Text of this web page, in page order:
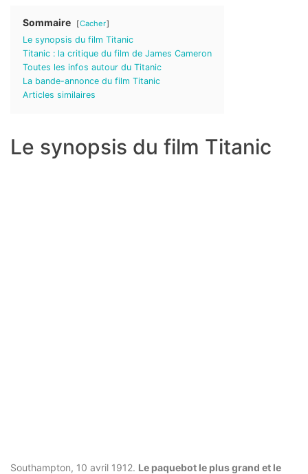
Sommaire Cacher
Le synopsis du film Titanic
Titanic : la critique du film de James Cameron
Toutes les infos autour du Titanic
La bande-annonce du film Titanic
Articles similaires
Le synopsis du film Titanic
Southampton, 10 avril 1912. Le paquebot le plus grand et le